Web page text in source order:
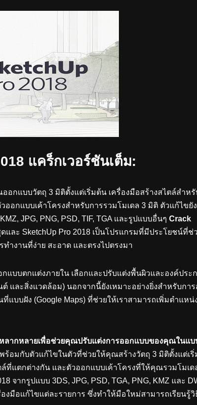
แคร็กเวอร์ชันเต็ม:
อกแบบวัตถุ 3 มิติตั้งแต่เริ่มต้น เครื่องมือสร้างสไตล์สำหรั
อกแบบเค้าโครงสำหรับการรวมโมเดล 3 มิติ ตัวแก้ไขยั
JPG, PNG, PSD, TIF, TGA และรูปแบบอื่นๆ Crack
ละ SketchUp Pro 2018 เป็นโปรแกรมที่มีประโยชน์ที่ช่
ำงานที่ง่าย สะอาด และตรงไปตรงมา
แบบตกแต่งภายใน เลือกและปรับแต่งพื้นผิวและองค์ประ
และสิ่งแวดล้อม) นอกจากนี้ยังเหมาะอย่างยิ่งสำหรับการ
แบบฝัง (Google Maps) ที่ช่วยให้เราสามารถเพิ่มตำแหน่
ลากหลายเพื่อช่วยคุณปรับแต่งการออกแบบของคุณในแบ
ร้อมกับตัวแก้ไขในตัวที่ช่วยให้คุณสร้างวัตถุ 3 มิติตั้งแต่เ
แตกต่างกัน และตัวออกแบบเค้าโครงที่ให้คุณรวมโมเด
จากรูปแบบ 3DS, JPG, PSD, TGA, PNG, KMZ และ
งมือแก้ไขแต่ละรายการ ซึ่งทำให้มือใหม่สามารถเรียนรู้วิ